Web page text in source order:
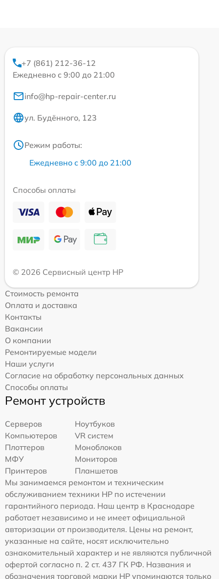
+7 (861) 212-36-12
Ежедневно с 9:00 до 21:00
info@hp-repair-center.ru
ул. Будённого, 123
Режим работы:
Ежедневно с 9:00 до 21:00
Способы оплаты
© 2026 Сервисный центр HP
Стоимость ремонта
Оплата и доставка
Контакты
Вакансии
О компании
Ремонтируемые модели
Наши услуги
Согласие на обработку персональных данных
Способы оплаты
Ремонт устройств
Серверов
Ноутбуков
Компьютеров
VR систем
Плоттеров
Моноблоков
МФУ
Мониторов
Принтеров
Планшетов
Мы занимаемся ремонтом и техническим
обслуживанием техники HP по истечении
гарантийного периода. Наш центр в Краснодаре
работает независимо и не имеет официальной
авторизации от производителя. Цены на ремонт,
указанные на сайте, носят исключительно
ознакомительный характер и не являются публичной
офертой согласно п. 2 ст. 437 ГК РФ. Названия и
обозначения торговой марки HP упоминаются только